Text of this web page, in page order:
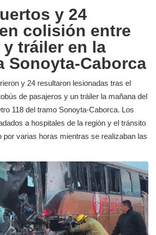
y 24
colisión entre
tráiler en la
Sonoyta-Caborca
y 24 resultaron lesionadas tras el
de pasajeros y un tráiler la mañana del
118 del tramo Sonoyta-Caborca. Los
a hospitales de la región y el tránsito
por varias horas mientras se realizaban las